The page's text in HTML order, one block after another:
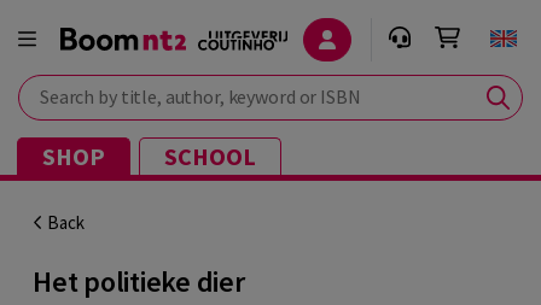
Search by title, author, keyword or ISBN
SHOP SCHOOL
Back
Het politieke dier